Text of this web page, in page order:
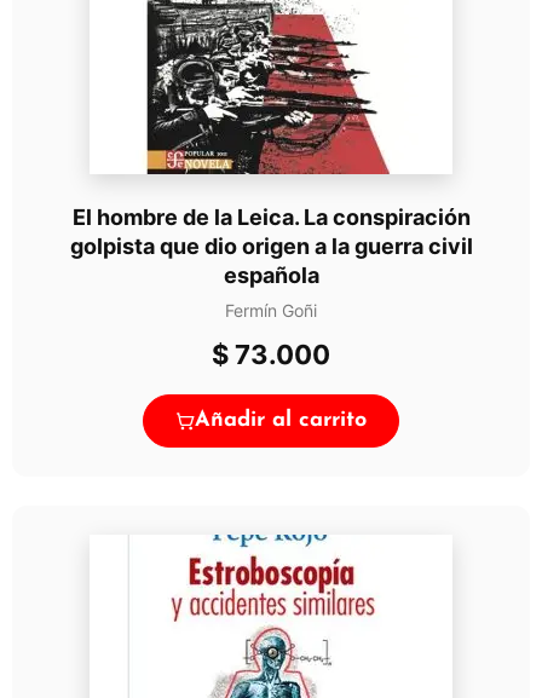
El hombre de la Leica. La conspiración
golpista que dio origen a la guerra civil
española
Fermín Goñi
$73.000
Añadir al carrito